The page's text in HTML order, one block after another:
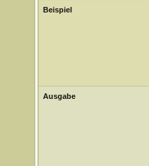
Beispiel
Ausgabe